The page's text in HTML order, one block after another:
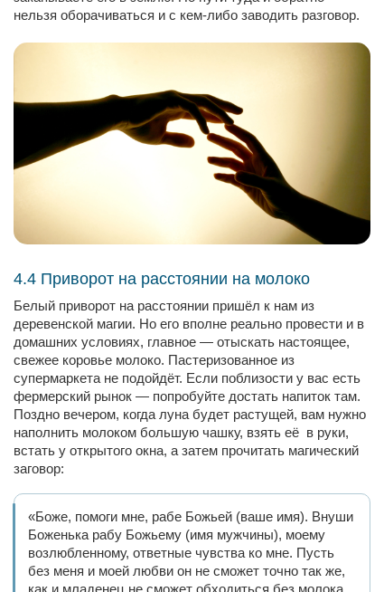
нельзя оборачиваться и с кем-либо заводить разговор.
4.4 Приворот на расстоянии на молоко
Белый приворот на расстоянии пришёл к нам из
деревенской магии. Но его вполне реально провести и в
домашних условиях, главное — отыскать настоящее,
свежее коровье молоко. Пастеризованное из
супермаркета не подойдёт. Если поблизости у вас есть
фермерский рынок — попробуйте достать напиток там.
Поздно вечером, когда луна будет растущей, вам нужно
наполнить молоком большую чашку, взять её в руки,
встать у открытого окна, а затем прочитать магический
заговор:
«Боже, помоги мне, рабе Божьей (ваше имя). Внуши
Боженька рабу Божьему (имя мужчины), моему
возлюбленному, ответные чувства ко мне. Пусть
без меня и моей любви он не сможет точно так же,
как и младенец не сможет обходиться без молока